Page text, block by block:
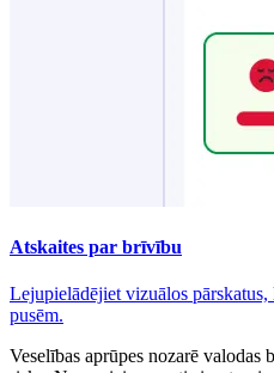
Atskaites par brīvību
Lejupielādējiet vizuālos
pusēm.
Veselības aprūpes nozarē